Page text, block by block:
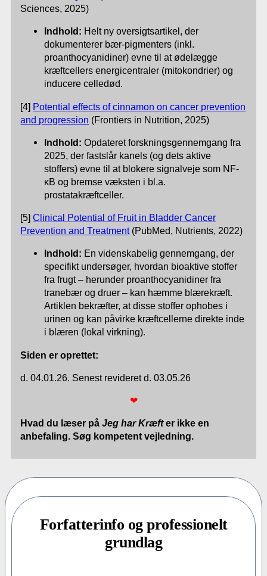
Sciences, 2025)
Indhold: Helt ny oversigtsartikel, der
dokumenterer bær-pigmenters (inkl.
proanthocyanidiner) evne til at ødelægge
kræftcellers energicentraler (mitokondrier) og
inducere celledød.
[4] Potential effects of cinnamon on cancer prevention
and progression (Frontiers in Nutrition, 2025)
Indhold: Opdateret forskningsgennemgang fra
2025, der fastslår kanels (og dets aktive
stoffers) evne til at blokere signalveje som NF-
κB og bremse væksten i bl.a.
prostatakræftceller.
[5]Clinical Potential of Fruit in Bladder Cancer
Prevention and Treatment(PubMed, Nutrients, 2022)
Indhold: En videnskabelig gennemgang, der
specifikt undersøger, hvordan bioaktive stoffer
fra frugt – herunder proanthocyanidiner fra
tranebær og druer – kan hæmme blærekræft.
Artiklen bekræfter, at disse stoffer ophobes i
urinen og kan påvirke kræftcellerne direkte inde
i blæren (lokal virkning).
Siden er oprettet:
d. 04.01.26. Senest revideret d. 03.05.26
❤
Hvad du læser påJeg har Kræfter ikke en
anbefaling. Søg kompetent vejledning.
Forfatterinfo og professionelt
grundlag